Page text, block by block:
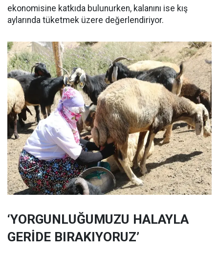
ekonomisine katkıda bulunurken, kalanını ise kış
aylarında tüketmek üzere değerlendiriyor.
‘YORGUNLUĞUMUZU HALAYLA
GERİDE BIRAKIYORUZ’